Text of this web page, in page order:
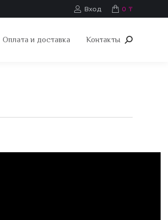
Вход 0 ₸
Оплата и доставка Контакты Поиск: